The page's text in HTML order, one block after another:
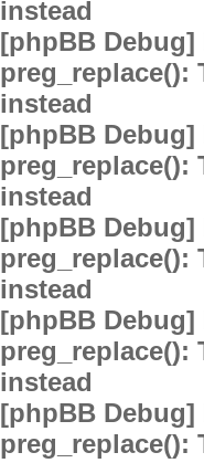
instead
[phpBB Debug]
preg_replace():
instead
[phpBB Debug]
preg_replace():
instead
[phpBB Debug]
preg_replace():
instead
[phpBB Debug]
preg_replace():
instead
[phpBB Debug]
preg_replace():